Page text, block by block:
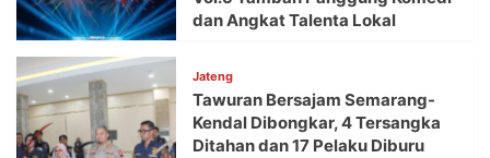
dan Angkat Talenta Lokal
Jateng
Tawuran Bersajam Semarang-
Kendal Dibongkar, 4 Tersangka
Ditahan dan 17 Pelaku Diburu